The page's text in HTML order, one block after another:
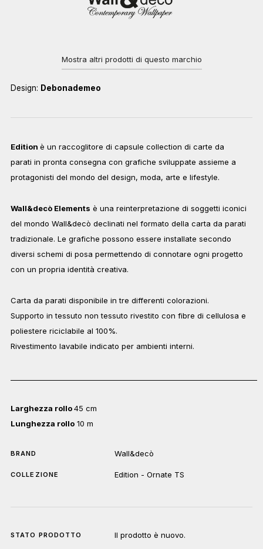
Design: Debonademeo
Mostra altri prodotti di questo marchio
Edition è un raccoglitore di capsule collection di carte da
parati in pronta consegna con grafiche sviluppate assieme a
protagonisti del mondo del design, moda, arte e lifestyle.
Wall&decò Elements è una reinterpretazione di soggetti iconici
del mondo Wall&decò declinati nel formato della carta da parati
tradizionale. Le grafiche possono essere installate secondo
diversi schemi di posa permettendo di connotare ogni progetto
con un propria identità creativa.
Carta da parati disponibile in tre differenti colorazioni.
Supporto in tessuto non tessuto rivestito con fibre di cellulosa e
poliestere riciclabile al 100%.
Rivestimento lavabile indicato per ambienti interni.
Larghezza rollo45 cm
Lunghezza rollo 10 m
BRAND Wall&decò
COLLEZIONE Edition - Ornate TS
STATO PRODOTTO Il prodotto è nuovo.